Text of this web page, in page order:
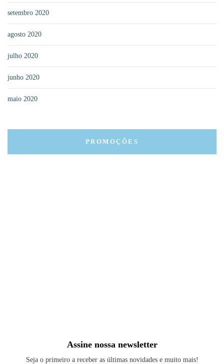
setembro 2020
agosto 2020
julho 2020
junho 2020
maio 2020
PROMOÇÕES
Assine nossa newsletter
Seja o primeiro a receber as últimas novidades e muito mais!